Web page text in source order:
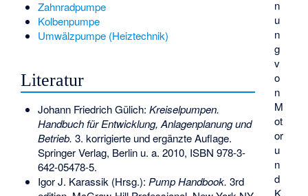
n
u
n
g
v
o
n
M
ot
or
u
n
d
K
Zahnradpumpe
Kolbenpumpe
Umwälzpumpe (Heiztechnik)
Literatur
Johann Friedrich Gülich: Kreiselpumpen.
Handbuch für Entwicklung, Anlagenplanung und
Betrieb. 3. korrigierte und ergänzte Auflage.
Springer Verlag, Berlin u. a. 2010, ISBN 978-3-
642-05478-5.
Igor J. Karassik (Hrsg.): Pump Handbook. 3rd